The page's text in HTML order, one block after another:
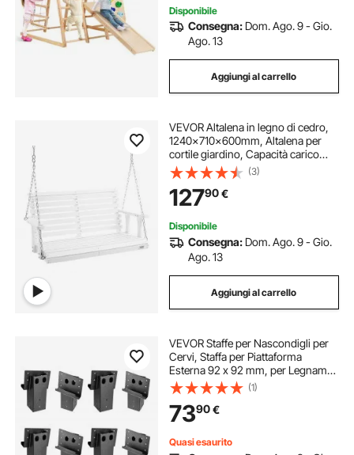
Disponibile
Consegna: Dom. Ago. 9 - Gio.
Ago. 13
Aggiungi al carrello
VEVOR Altalena in legno di cedro,
1240x710x600mm, Altalena per
cortile giardino, Capacità carico
circa 400 kg, con Panca sedia a
dondolo con catene sospese uso
esterno, bianca
(3)
12790€
Disponibile
Consegna: Dom. Ago. 9 - Gio.
Ago. 13
Aggiungi al carrello
VEVOR Staffe per Nascondigli per
Cervi, Staffa per Piattaforma
Esterna 92 x 92 mm, per Legname
88,9x88,9 mm, per Elevatore in
Acciaio, Capacità 1000 kg,
Nascondigli per Cervi, 8 Pezzi
(1)
7390€
Quasi esaurito